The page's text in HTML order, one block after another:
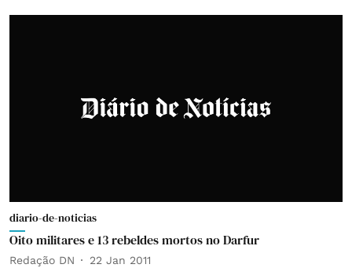
diario-de-noticias
Oito militares e 13 rebeldes mortos no Darfur
Redação DN 22 Jan 2011